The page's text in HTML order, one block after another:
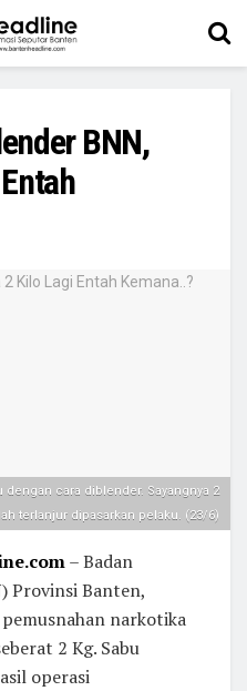
BNN,
dengan cara diblender. Sayangnya 2
terlanjur dipasarkan pelaku. (23/6)
– Badan
Provinsi Banten,
narkotika
2 Kg. Sabu
operasi